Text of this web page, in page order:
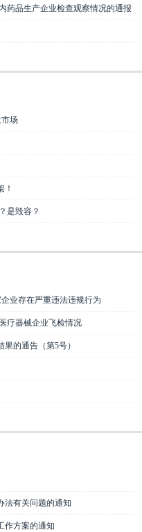
药品生产企业检查观察情况的通报
市场
！
是毁容？
业存在严重违法违规行为
疗器械企业飞检情况
的通告（第5号）
法有关问题的通知
作方案的通知